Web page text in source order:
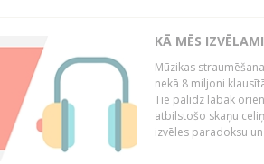
KĀ MĒS
Mūzikas
nekā 8 miljoni
Tie palīdz labāk
atbilstošo skaņu
izvēles paradoksu